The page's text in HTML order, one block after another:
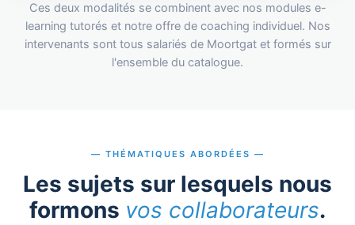
Ces deux modalités se combinent avec nos modules e-
learning tutorés et notre offre de coaching individuel. Nos
intervenants sont tous salariés de Moortgat et formés sur
l'ensemble du catalogue.
THÉMATIQUES ABORDÉES
Les sujets sur lesquels nous
formons vos collaborateurs.